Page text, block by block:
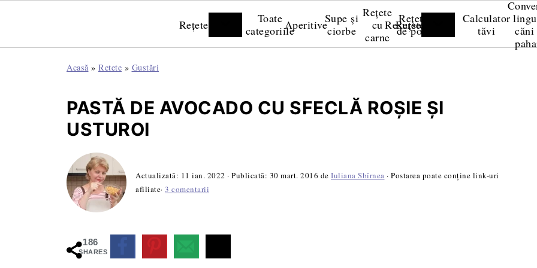
Rețete
Toate
categoriileAperitiveSupe și
ciorbe
Rețete
cu
carne
Rețete
de post
Rețete video
Resurse
Calculator
tăvi
căni
Acasă » Retete » Gustări
PASTĂ DE AVOCADO CU SFECLĂ ROŞIE ŞI
USTUROI
Actualizată: 11 ian. 2022 · Publicată: 30 mart. 2016 de Iuliana Sbîrnea · Postarea poate conține link-uri
afiliate· 3 comentarii
186
SHARES